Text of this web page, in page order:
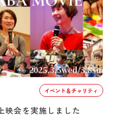
イベント＆チャリティ
映会を実施しました